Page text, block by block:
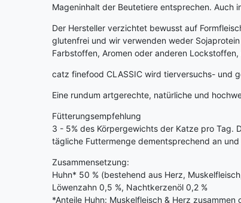
Mageninhalt der Beutetiere entsprechen. Auch
Der Hersteller verzichtet bewusst auf
glutenfrei und wir verwenden weder
Farbstoffen, Aromen oder anderen
catz finefood CLASSIC wird tierversuchs- und
Eine rundum artgerechte, natürliche und
Fütterungsempfehlung
3 - 5% des Körpergewichts der Katze pro Tag.
tägliche Futtermenge dementsprechend an
Zusammensetzung:
Huhn* 50 % (bestehend aus Herz,
Löwenzahn 0,5 %, Nachtkerzenöl 0,2 %
*Anteile Huhn: Muskelfleisch & Herz